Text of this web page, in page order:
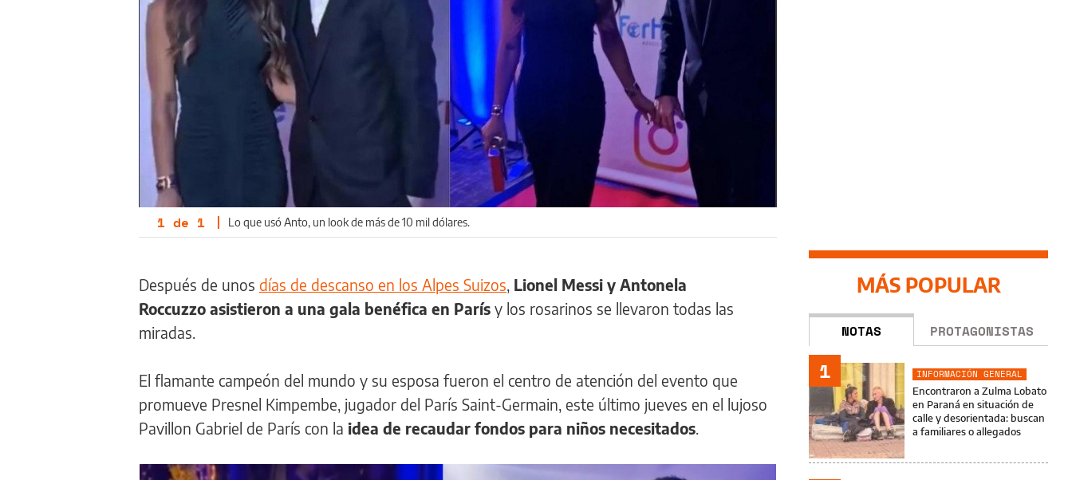
1 de 1 | Lo que usó Anto, un look de más de 10 mil dólares.
Después de unos días de descanso en los Alpes Suizos Lionel Messi y Antonela
Roccuzzo asistieron a una gala benéfica en París y los rosarinos se llevaron todas las
miradas.
El flamante campeón del mundo y su esposa fueron el centro de atención del evento que
promueve Presnel Kimpembe, jugador del París Saint-Germain, este último jueves en el lujoso
Pavillon Gabriel de París con la idea de recaudar fondos para niños necesitados
MÁS POPULAR
NOTAS PROTAGONISTAS
1
INFORMACIÓN GENERAL
Encontraron a Zulma Lobato
en Paraná en situación de
calle y desorientada: buscan
a familiares o allegados